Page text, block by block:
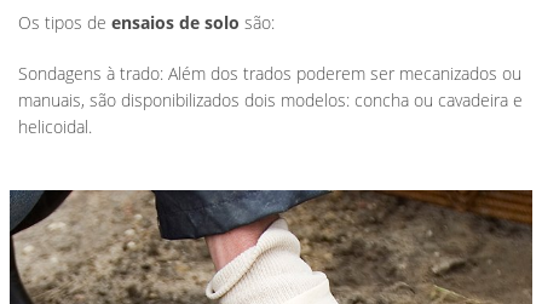
Os tipos de ensaios de solo são:
Sondagens à trado: Além dos trados poderem ser mecanizados ou
manuais, são disponibilizados dois modelos: concha ou cavadeira e
helicoidal.